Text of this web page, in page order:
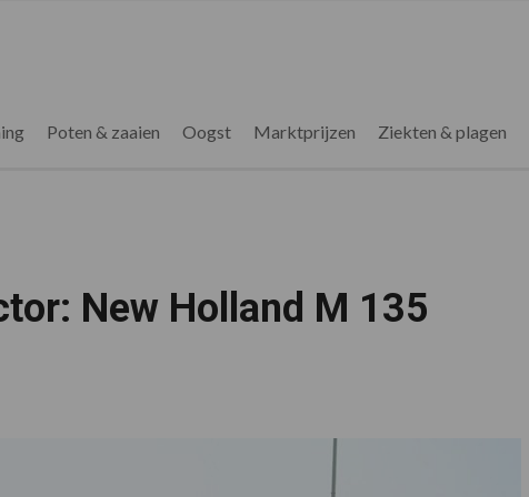
Poten & zaaien Oogst Marktprijzen Ziekten & plagen
New Holland M 135